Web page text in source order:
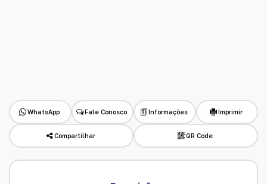
WhatsApp Fale Conosco Informações Imprimir
Compartilhar QR Code